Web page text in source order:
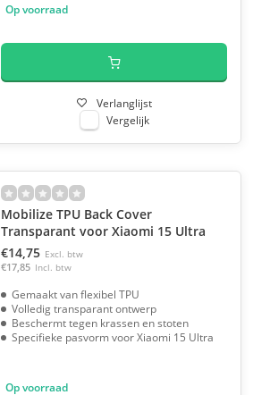
Op voorraad
Verlanglijst
Vergelijk
Mobilize TPU Back Cover
Transparant voor Xiaomi 15 Ultra
€14,75 Excl. btw
€17,85 Incl. btw
Gemaakt van flexibel TPU
Volledig transparant ontwerp
Beschermt tegen krassen en stoten
Specifieke pasvorm voor Xiaomi 15 Ultra
Op voorraad